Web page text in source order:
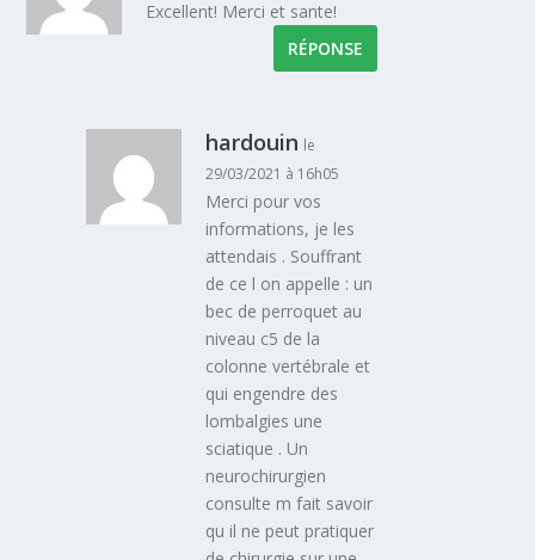
Excellent! Merci et sante!
RÉPONSE
hardouin le
29/03/2021 à 16h05
Merci pour vos
informations, je les
attendais . Souffrant
de ce l on appelle : un
bec de perroquet au
niveau c5 de la
colonne vertébrale et
qui engendre des
lombalgies une
sciatique . Un
neurochirurgien
consulte m fait savoir
qu il ne peut pratiquer